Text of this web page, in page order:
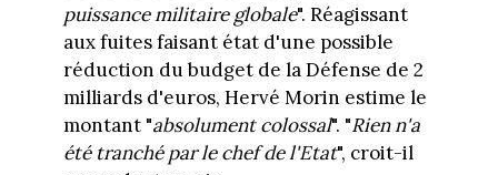
puissance militaire globale". Réagissant
aux fuites faisant état d'une possible
réduction du budget de la Défense de 2
milliards d'euros, Hervé Morin estime le
montant "absolument colossal". "Rien n'a
été tranché par le chef de l'Etat", croit-il